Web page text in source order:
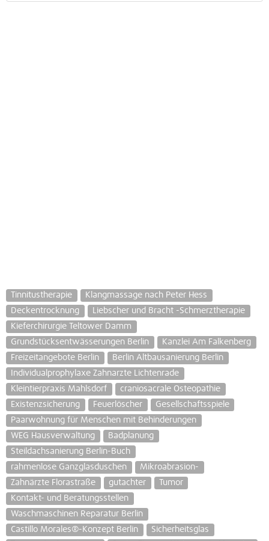
Tinnitustherapie
Klangmassage nach Peter Hess
Deckentrocknung
Liebscher und Bracht -Schmerztherapie
Kieferchirurgie Teltower Damm
Grundstücksentwässerungen Berlin
Kanzlei Am Falkenberg
Freizeitangebote Berlin
Berlin Altbausanierung Berlin
Individualprophylaxe Zahnarzte Lichtenrade
Kleintierpraxis Mahlsdorf
craniosacrale Osteopathie
Existenzsicherung
Feuerlöscher
Gesellschaftsspiele
Paarwohnung für Menschen mit Behinderungen
WEG Hausverwaltung
Badplanung
Steildachsanierung Berlin-Buch
rahmenlose Ganzglasduschen
Mikroabrasion-
Zahnärzte Florastraße
gutachter
Tumor
Kontakt- und Beratungsstellen
Waschmaschinen Reparatur Berlin
Castillo Morales®-Konzept Berlin
Sicherheitsglas